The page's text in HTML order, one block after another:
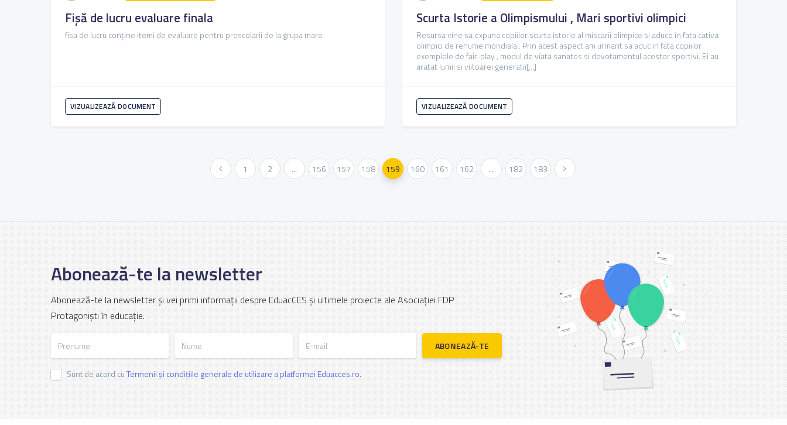
Fișă de lucru evaluare finala
fisa de lucru conține itemi de evaluare pentru prescolarii de la grupa mare
VIZUALIZEAZĂ DOCUMENT
Scurta Istorie a Olimpismului , Mari sportivi olimpici
Resursa vine sa expuna copiilor scurta istorie al miscarii olimpice si aduce in fata cativa
olimpici de renume mondiala . Prin acest aspect am urmarit sa aduc in fata copiilor
exemplele de fair-play , modul de viata sanatos si devotamentul acestor sportivi. Ei au
aratat lumii si viitoarei generatii[...]
VIZUALIZEAZĂ DOCUMENT
« Anterioara1 2 ... 156 157 158 159 160 161 162 ... 182 183Urmatoarea »
Abonează-te la newsletter
Abonează-te la newsletter și vei primi informații despre EduacCES și ultimele proiecte ale Asociației FDP
Protagoniști în educație.
ABONEAZĂ-TE
Sunt de acord cuTermenii și condițiile generale de utilizare a platformei Eduacces.ro.